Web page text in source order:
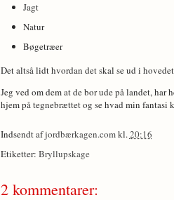
Jagt
Natur
Bøgetræer
Det altså lidt hvordan det skal se ud i
Jeg ved om dem at de bor ude på landet, har
hjem på tegnebrættet og se hvad min fantasi
Indsendt afjordbærkagen.comkl.20:16
Etiketter: Bryllupskage
2 kommentarer: